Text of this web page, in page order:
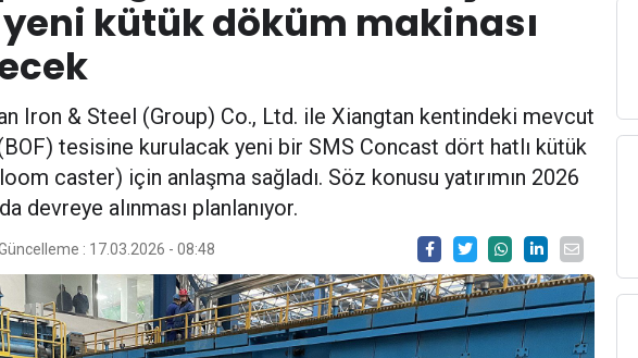
kütük döküm makinası
Iron & Steel (Group) Co., Ltd. ile Xiangtan kentindeki mevcut
(BOF) tesisine kurulacak yeni bir SMS Concast dört hatlı kütük
caster) için anlaşma sağladı. Söz konusu yatırımın 2026
devreye alınması planlanıyor.
: 17.03.2026 - 08:48